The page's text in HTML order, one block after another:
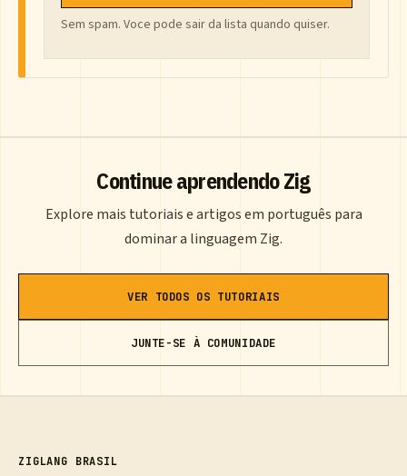
Sem spam. Voce pode sair da lista quando quiser.
Continue aprendendo Zig
Explore mais tutoriais e artigos em português para
dominar a linguagem Zig.
VER TODOS OS TUTORIAIS
JUNTE-SE À COMUNIDADE
ZIGLANG BRASIL